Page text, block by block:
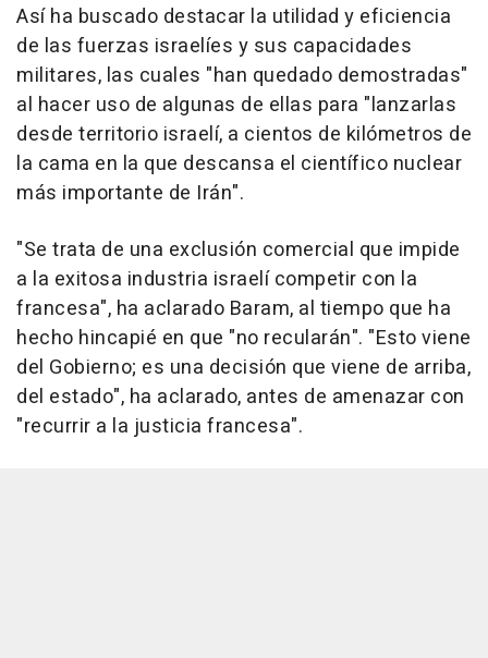
Así ha buscado destacar la utilidad y eficiencia
de las fuerzas israelíes y sus capacidades
militares, las cuales "han quedado demostradas"
al hacer uso de algunas de ellas para "lanzarlas
desde territorio israelí, a cientos de kilómetros de
la cama en la que descansa el científico nuclear
más importante de Irán".
"Se trata de una exclusión comercial que impide
a la exitosa industria israelí competir con la
francesa", ha aclarado Baram, al tiempo que ha
hecho hincapié en que "no recularán". "Esto viene
del Gobierno; es una decisión que viene de arriba,
del estado", ha aclarado, antes de amenazar con
"recurrir a la justicia francesa".